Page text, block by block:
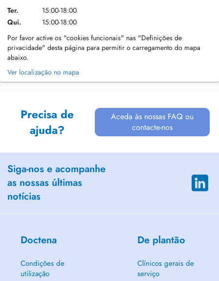
Ter.
15:00-18:00
Qui.
15:00-18:00
Por favor active os "cookies funcionais" nas "Definições de
privacidade" desta página para permitir o carregamento do mapa
abaixo.
Ver localização no mapa
Precisa de
ajuda?
Aceda às nossas FAQ ou
contacte-nos
Siga-nos e acompanhe
as nossas últimas
notícias
Doctena
Condições de
utilização
De plantão
Clínicos gerais de
serviço